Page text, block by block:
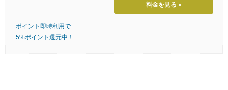
料金を見る »
ポイント即時利用で
5%ポイント還元中！